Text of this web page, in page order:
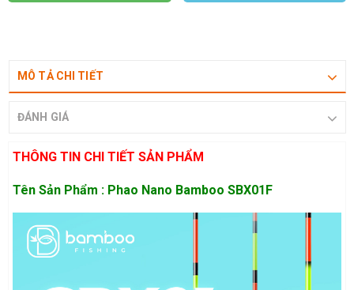
MÔ TẢ CHI TIẾT
ĐÁNH GIÁ
THÔNG TIN CHI TIẾT SẢN PHẨM
Tên Sản Phẩm : Phao Nano Bamboo SBX01F